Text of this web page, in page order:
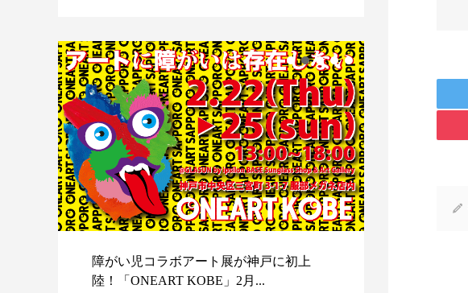
障がい児コラボアート展が神戸に初上
陸！「ONEART KOBE」2月...